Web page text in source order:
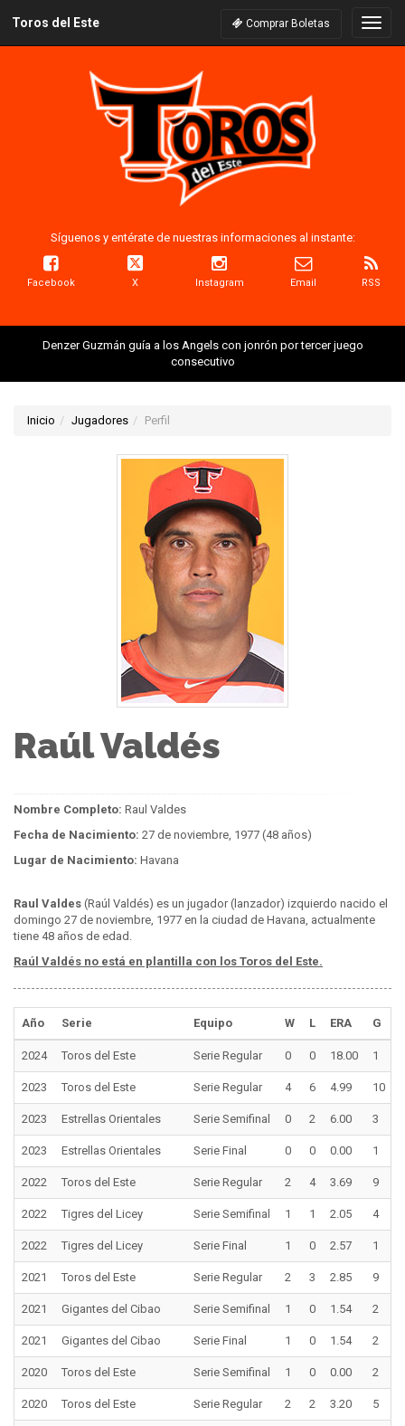
Toros del Este Comprar Boletas
Síguenos y entérate de nuestras informaciones al instante:
Facebook X Instagram Email RSS
Denzer Guzmán guía a los Angels con jonrón por tercer juego
consecutivo
Inicio Jugadores Perfil
Raúl Valdés
Nombre Completo: Raul Valdes
Fecha de Nacimiento: 27 de noviembre, 1977 (48 años)
Lugar de Nacimiento: Havana
Raul Valdes (Raúl Valdés) es un jugador (lanzador) izquierdo nacido el
domingo 27 de noviembre, 1977 en la ciudad de Havana, actualmente
tiene 48 años de edad.
Raúl Valdés no está en plantilla con los Toros del Este.
Año Serie Equipo W L ERA G
2024 Toros del Este Serie Regular 0 0 18.00 1
2023 Toros del Este Serie Regular 4 6 4.99 10
2023 Estrellas Orientales Serie Semifinal 0 2 6.00 3
2023 Estrellas Orientales Serie Final 0 0 0.00 1
2022 Toros del Este Serie Regular 2 4 3.69 9
2022 Tigres del Licey Serie Semifinal 1 1 2.05 4
2022 Tigres del Licey Serie Final 1 0 2.57 1
2021 Toros del Este Serie Regular 2 3 2.85 9
2021 Gigantes del Cibao Serie Semifinal 1 0 1.54 2
2021 Gigantes del Cibao Serie Final 1 0 1.54 2
2020 Toros del Este Serie Semifinal 1 0 0.00 2
2020 Toros del Este Serie Regular 2 2 3.20 5